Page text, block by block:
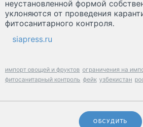
неустановленной формой
уклоняются от проведения
фитосанитарного контроля.
siapress.ru
импорт овощей и фруктов ограничения на
фитосанитарный контроль фейк узбекистан
ОБСУДИТЬ